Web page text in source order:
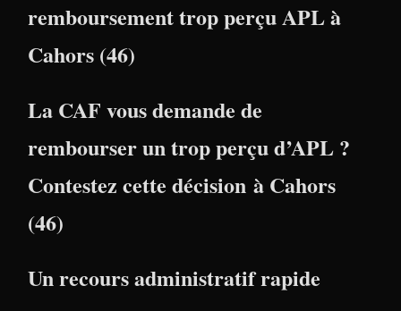
remboursement trop perçu APL à
Cahors (46)
La CAF vous demande de
rembourser un trop perçu d’APL ?
Contestez cette décision à Cahors
(46)
Un recours administratif rapide